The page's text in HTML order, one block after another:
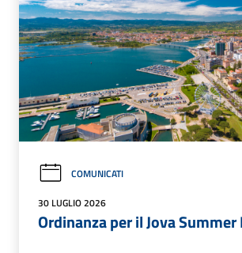
COMUNICATI
30 LUGLIO 2026
Ordinanza per il Jova